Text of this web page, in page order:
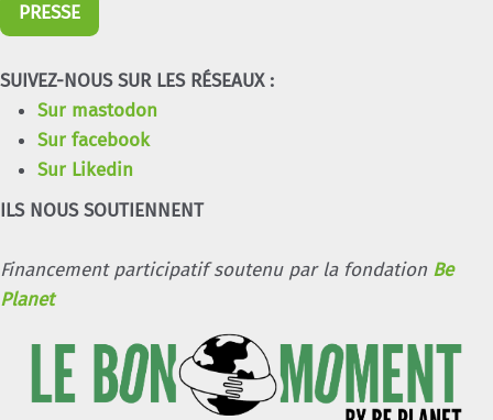
PRESSE
SUIVEZ-NOUS SUR LES RÉSEAUX :
Sur mastodon
Sur facebook
Sur Likedin
ILS NOUS SOUTIENNENT
Financement participatif soutenu par la fondation Be
Planet